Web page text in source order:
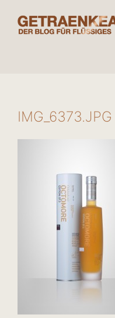
Inhalt
springen
IMG_6373.JPG